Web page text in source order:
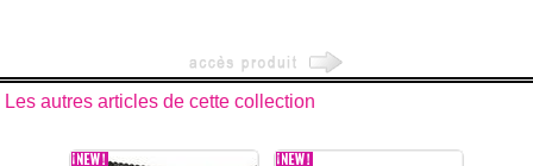
Les autres articles de cette collection